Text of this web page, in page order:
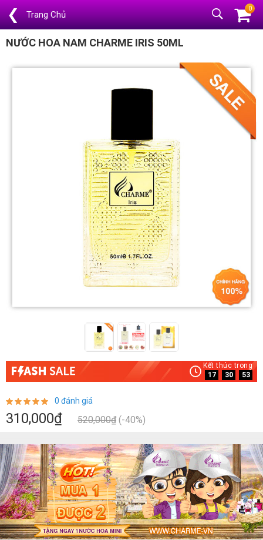
❮ Trang Chủ
0
NƯỚC HOA NAM CHARME IRIS 50ML
Kết thúc trong
17
30 53
0 đánh giá
310,000₫ 520,000₫(-40%)